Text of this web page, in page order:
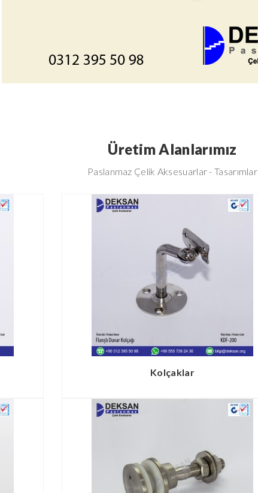
Üretim Alanlarımız
Paslanmaz Çelik Aksesuarlar - Tasarımlar
Kolçaklar